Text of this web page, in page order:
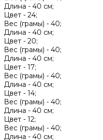
Длина - 40 см;
Цвет - 24;
Вес (грамы) - 40;
Длина - 40 см;
Цвет - 20;
Вес (грамы) - 40;
Длина - 40 см;
Цвет - 17;
Вес (грамы) - 40;
Длина - 40 см;
Цвет - 14;
Вес (грамы) - 40;
Длина - 40 см;
Цвет - 12;
Вес (грамы) - 40;
Длина - 40 см;